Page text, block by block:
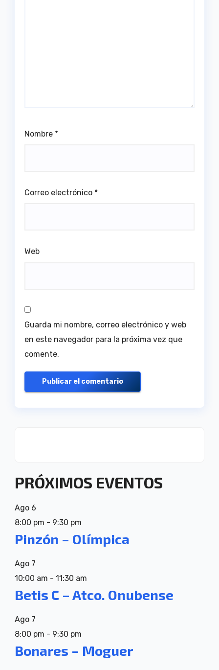
Nombre *
Correo electrónico *
Web
Guarda mi nombre, correo electrónico y web
en este navegador para la próxima vez que
comente.
PRÓXIMOS EVENTOS
Ago 6
8:00 pm - 9:30 pm
Pinzón – Olímpica
Ago 7
10:00 am - 11:30 am
Betis C – Atco. Onubense
Ago 7
8:00 pm - 9:30 pm
Bonares – Moguer